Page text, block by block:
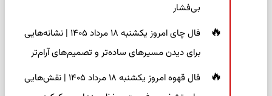
بی‌فشار
فال چای امروز یکشنبه ۱۸ مرداد ۱۴۰۵ | نشانه‌هایی
برای دیدن مسیرهای ساده‌تر و تصمیم‌های آرام‌تر
فال قهوه امروز یکشنبه ۱۸ مرداد ۱۴۰۵ | نقش‌هایی